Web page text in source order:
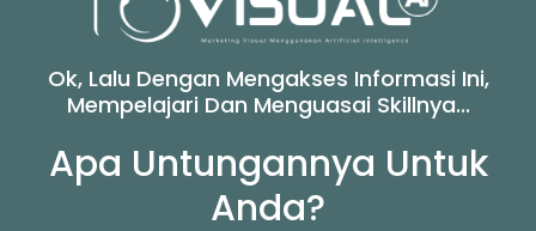
Ok, Lalu Dengan Mengakses Informasi Ini,
Mempelajari Dan Menguasai Skillnya...
Apa Untungannya Untuk
Anda?